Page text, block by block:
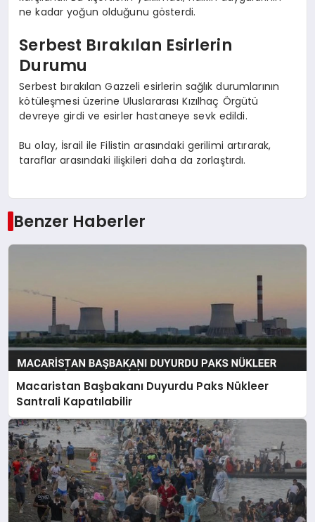
ne kadar yoğun olduğunu gösterdi.
Serbest Bırakılan Esirlerin
Durumu
Serbest bırakılan Gazzeli esirlerin sağlık durumlarının
kötüleşmesi üzerine Uluslararası Kızılhaç Örgütü
devreye girdi ve esirler hastaneye sevk edildi.
Bu olay, İsrail ile Filistin arasındaki gerilimi artırarak,
taraflar arasındaki ilişkileri daha da zorlaştırdı.
Benzer Haberler
Macaristan Başbakanı Duyurdu Paks Nükleer
Santrali Kapatılabilir